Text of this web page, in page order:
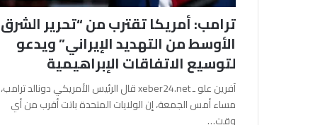
ترامب: أمريكا تقترب من “تحرير الشرق
الأوسط من التهديد الإيراني” ويدعو
لتوسيع الاتفاقات الإبراهيمية
آفرين علو ـ xeber24.net قال الرئيس الأمريكي دونالد ترامب،
مساء أمس الجمعة، إن الولايات المتحدة باتت أقرب من أي
وقت…